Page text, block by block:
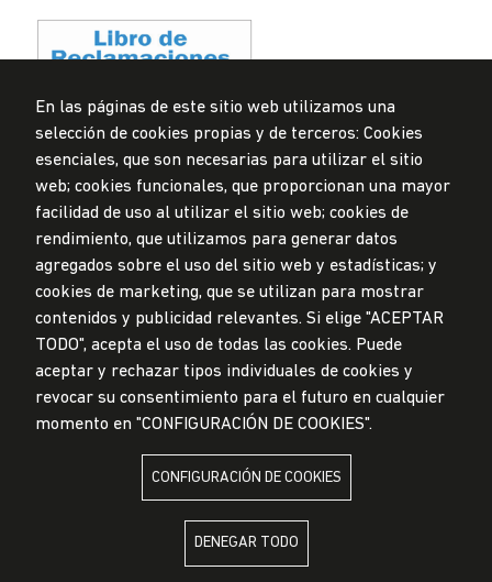
Privacidad de datos personales
Mesa de partes
© Universidad de Lima, 2024
Todos los derechos reservados
Diseñado porPartners
LA UNIVERSIDAD DE LIMA ES MIEMBRO DE
En las páginas de este sitio web utilizamos una
selección de cookies propias y de terceros: Cookies
esenciales, que son necesarias para utilizar el sitio
web; cookies funcionales, que proporcionan una mayor
facilidad de uso al utilizar el sitio web; cookies de
rendimiento, que utilizamos para generar datos
agregados sobre el uso del sitio web y estadísticas; y
cookies de marketing, que se utilizan para mostrar
contenidos y publicidad relevantes. Si elige "ACEPTAR
TODO", acepta el uso de todas las cookies. Puede
aceptar y rechazar tipos individuales de cookies y
revocar su consentimiento para el futuro en cualquier
momento en "CONFIGURACIÓN DE COOKIES".
CONFIGURACIÓN DE COOKIES
DENEGAR TODO